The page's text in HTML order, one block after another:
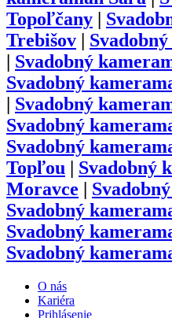
Topoľčany
Trebišov
Svadobný
Svadobný
Svadobný
Svadobný
Svadobný
Topľou
Svadobný
Moravce
Svadobný
Svadobný
Svadobný
O nás
Kariéra
Prihlásenie